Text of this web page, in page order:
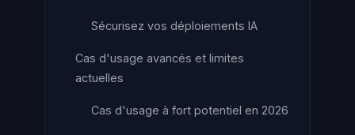
Sécurisez vos déploiements IA
Cas d'usage avancés et limites
actuelles
Cas d'usage à fort potentiel en 2026